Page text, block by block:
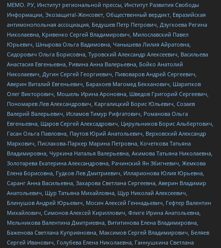
МЕМО. РУ, Институт региональной прессы, Институт Развития Свободы
Информации, Экозащита!-Женсовет, Общественный вердикт, Евразийская
антимонопольная ассоциация, Бедушев Петр Петрович, Дзугкоева Регина
Николаевна, Кривенко Сергей Владимирович, Милославский Павел
Юрьевич, Шнырова Ольга Вадимовна, Чанышева Лилия Айратовна,
Сидорович Ольга Борисовна, Туровский Александр Алексеевич, Васильева
Анастасия Евгеньевна, Ривина Анна Валерьевна, Бойко Анатолий
Николаевич, Дугин Сергей Георгиевич, Пивоваров Андрей Сергеевич,
Аверин Виталий Евгеньевич, Барахоев Магомед Бекханович, Шарипков
Олег Викторович, Мошель Ирина Ароновна, Шведов Григорий Сергеевич,
Пономарев Лев Александрович, Каргалицкий Борис Юльевич, Созаев
Валерий Валерьевич, Исламов Тимур Рифгатович, Романова Ольга
Евгеньевна, Щаров Сергей Алексадрович, Цирульников Борис Альбертович,
Гасан Ольга Павловна, Паутов Юрий Анатольевич, Верховский Александр
Маркович, Пислакова-Паркер Марина Петровна, Кочеткова Татьяна
Владимировна, Чуркина Наталья Валерьевна, Акимова Татьяна Николаевна,
Золотарева Екатерина Александровна, Рачинский Ян Збигневич, Жемкова
Елена Борисовна, Гудков Лев Дмитриевич, Илларионова Юлия Юрьевна,
Саранг Анна Васильевна, Захарова Светлана Сергеевна, Аверин Владимир
Анатольевич, Щур Татьяна Михайловна, Щур Николай Алексеевич,
Блинушов Андрей Юрьевич, Мосин Алексей Геннадьевич, Гефтер Валентин
Михайлович, Симонов Алексей Кириллович, Флиге Ирина Анатольевна,
Мельникова Валентина Дмитриевна, Вититинова Елена Владимировна,
Баженова Светлана Куприяновна, Максимов Сергей Владимирович, Беляев
Сергей Иванович, Голубева Елена Николаевна, Ганнушкина Светлана